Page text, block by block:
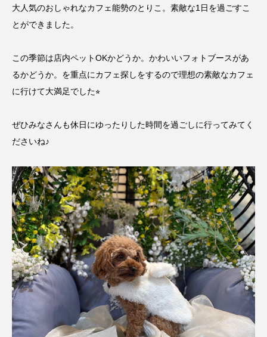
大人気のおしゃれなカフェ能勢のとりこ。素敵な1日を過ごすこ
とができました。
この季節は店内ペットOKかどうか。かわいいフォトブースがあ
るかどうか。を重点にカフェ探しをするので理想の素敵なカフェ
に行けて大満足でした⭐︎
ぜひみなさんも休日にゆったりした時間を過ごしに行ってみてく
ださいね♪